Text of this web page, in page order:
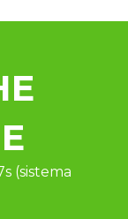
(sistema